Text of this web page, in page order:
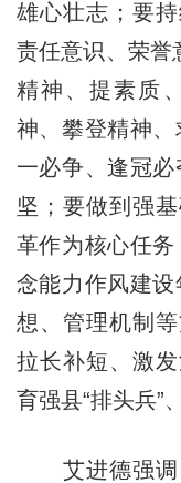
雄心壮志；要
责任意识、荣誉
精神、提素质
神、攀登精神、
一必争、逢冠
坚；要做到强
革作为核心任
念能力作风建设
想、管理机制
拉长补短、激
育强县“排头兵”
艾进德强调